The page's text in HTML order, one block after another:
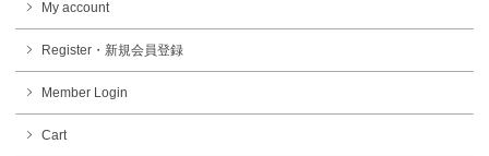
My account
Register・新規会員登録
Member Login
Cart